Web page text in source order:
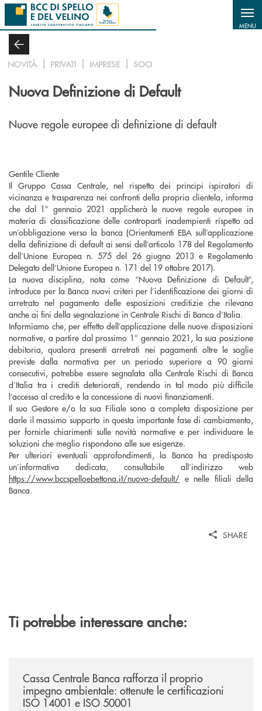
Salta al contenuto principale
MENU
NOVITÀ PRIVATI IMPRESE SOCI
Nuova Definizione di Default
Nuove regole europee di definizione di default
Gentile Cliente
Il Gruppo Cassa Centrale, nel rispetto dei principi ispiratori di
vicinanza e trasparenza nei confronti della propria clientela, informa
che dal 1° gennaio 2021 applicherà le nuove regole europee in
materia di classificazione delle controparti inadempienti rispetto ad
un’obbligazione verso la banca (Orientamenti EBA sull’applicazione
della definizione di default ai sensi dell’articolo 178 del Regolamento
dell’Unione Europea n. 575 del 26 giugno 2013 e Regolamento
Delegato dell’Unione Europea n. 171 del 19 ottobre 2017).
La nuova disciplina, nota come “Nuova Definizione di Default”,
introduce per la Banca nuovi criteri per l’identificazione dei giorni di
arretrato nel pagamento delle esposizioni creditizie che rilevano
anche ai fini della segnalazione in Centrale Rischi di Banca d’Italia.
Informiamo che, per effetto dell’applicazione delle nuove disposizioni
normative, a partire dal prossimo 1° gennaio 2021, la sua posizione
debitoria, qualora presenti arretrati nei pagamenti oltre le soglie
previste dalla normativa per un periodo superiore a 90 giorni
consecutivi, potrebbe essere segnalata alla Centrale Rischi di Banca
d’Italia tra i crediti deteriorati, rendendo in tal modo più difficile
l’accesso al credito e la concessione di nuovi finanziamenti.
Il suo Gestore e/o la sua Filiale sono a completa disposizione per
darle il massimo supporto in questa importante fase di cambiamento,
per fornirle chiarimenti sulle novità normative e per individuare le
soluzioni che meglio rispondono alle sue esigenze.
Per ulteriori eventuali approfondimenti, la Banca ha predisposto
un’informativa dedicata, consultabile all’indirizzo web
https://www.bccspelloebettona.it/nuovo-default/ e nelle filiali della
Banca.
SHARE
Ti potrebbe interessare anche:
Cassa Centrale Banca rafforza il proprio
impegno ambientale: ottenute le certificazioni
ISO 14001 e ISO 50001